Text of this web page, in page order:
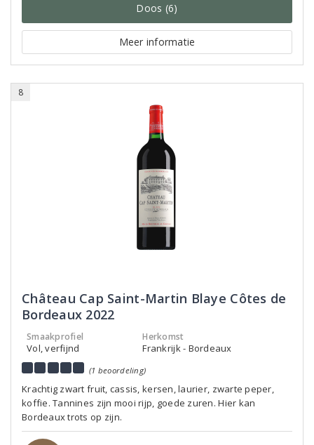
Doos (6)
Meer informatie
8
Château Cap Saint-Martin Blaye Côtes de
Bordeaux 2022
Smaakprofiel
Vol, verfijnd
Herkomst
Frankrijk - Bordeaux
(1 beoordeling)
Krachtig zwart fruit, cassis, kersen, laurier, zwarte peper,
koffie. Tannines zijn mooi rijp, goede zuren. Hier kan
Bordeaux trots op zijn.